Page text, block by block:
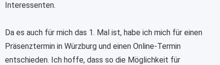
Interessenten.
Da es auch für mich das 1. Mal ist, habe ich mich für einen
Präsenztermin in Würzburg und einen Online-Termin
entschieden. Ich hoffe, dass so die Möglichkeit für